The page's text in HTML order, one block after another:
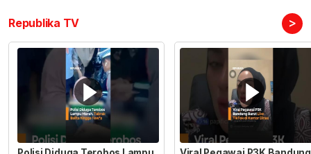
Republika TV >